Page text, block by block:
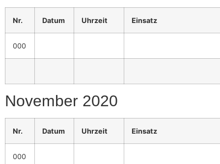
Nr. Datum Uhrzeit Einsatz
000
November 2020
Nr. Datum Uhrzeit Einsatz
000